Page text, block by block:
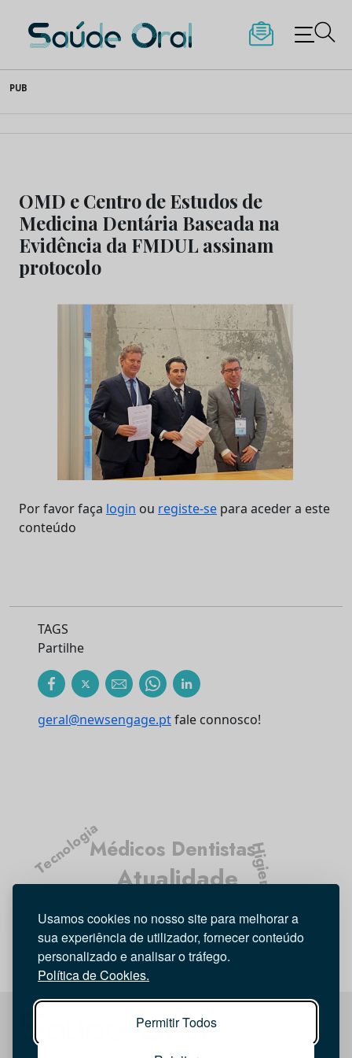
Usamos cookies no nosso site para melhorar a
sua experiência de utilizador, fornecer conteúdo
personalizado e analisar o tráfego.
Política de Cookies.
Permitir Todos
to
content
Saúde Oral
PUB
OMD e Centro de Estudos de
Medicina Dentária Baseada na
Evidência da FMDUL assinam
protocolo
Por favor faça login ou registe-se para aceder a este
conteúdo
TAGS
Partilhe
geral@newsengage.ptfale connosco!
Atualidade
Médicos DentistasHigiene Oral
Entrevista
Opinião
Tecnologia
Investigação